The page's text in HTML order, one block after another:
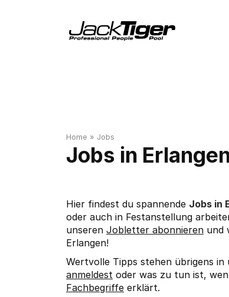
Home » Jobs
Hier findest du spannende Jobs in
oder auch in Festanstellung
unseren Jobletter abonnieren und
Erlangen!
Wertvolle Tipps stehen übrigens in
anmeldest oder was zu tun ist,
Fachbegriffe erklärt.